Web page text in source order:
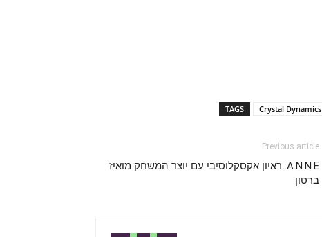
TAGS Crystal Dynamics
Previous article
A.N.N.E: ראיון אקסקלוסיבי עם יוצר המשחק מואיז
ברטון